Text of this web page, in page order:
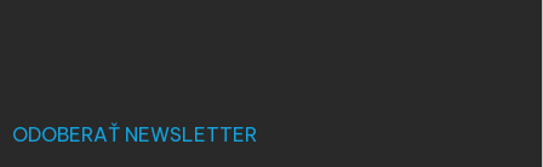
ODOBERAŤ NEWSLETTER